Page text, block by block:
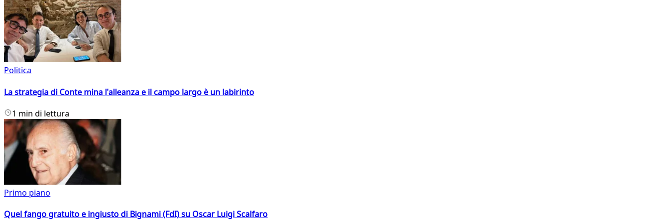
Politica
La strategia di Conte mina l'alleanza e il campo largo è un labirinto
1 min di lettura
Primo piano
Quel fango gratuito e ingiusto di Bignami (FdI) su Oscar Luigi Scalfaro